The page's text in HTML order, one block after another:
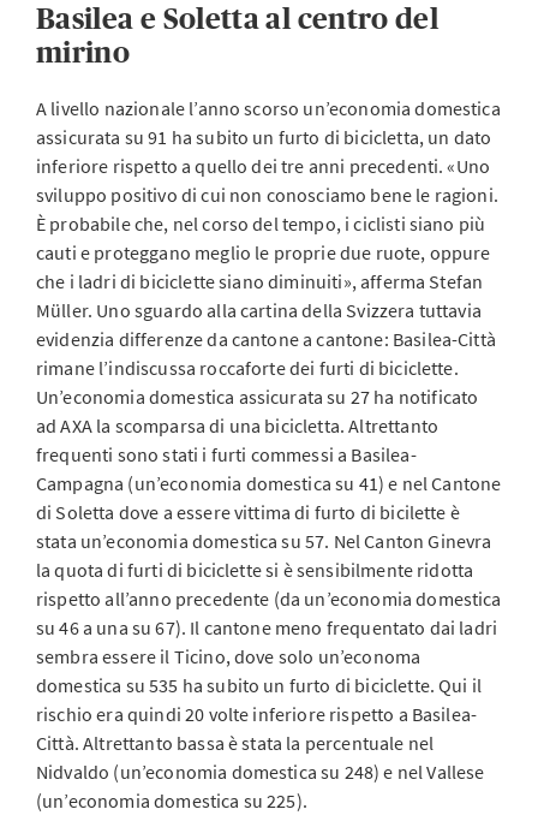
Basilea e Soletta al centro del
mirino
A livello nazionale l’anno scorso un’economia domestica
assicurata su 91 ha subito un furto di bicicletta, un dato
inferiore rispetto a quello dei tre anni precedenti. «Uno
sviluppo positivo di cui non conosciamo bene le ragioni.
È probabile che, nel corso del tempo, i ciclisti siano più
cauti e proteggano meglio le proprie due ruote, oppure
che i ladri di biciclette siano diminuiti», afferma Stefan
Müller. Uno sguardo alla cartina della Svizzera tuttavia
evidenzia differenze da cantone a cantone: Basilea-Città
rimane l’indiscussa roccaforte dei furti di biciclette.
Un’economia domestica assicurata su 27 ha notificato
ad AXA la scomparsa di una bicicletta. Altrettanto
frequenti sono stati i furti commessi a Basilea-
Campagna (un’economia domestica su 41) e nel Cantone
di Soletta dove a essere vittima di furto di bicilette è
stata un’economia domestica su 57. Nel Canton Ginevra
la quota di furti di biciclette si è sensibilmente ridotta
rispetto all’anno precedente (da un’economia domestica
su 46 a una su 67). Il cantone meno frequentato dai ladri
sembra essere il Ticino, dove solo un’economa
domestica su 535 ha subito un furto di biciclette. Qui il
rischio era quindi 20 volte inferiore rispetto a Basilea-
Città. Altrettanto bassa è stata la percentuale nel
Nidvaldo (un’economia domestica su 248) e nel Vallese
(un’economia domestica su 225).